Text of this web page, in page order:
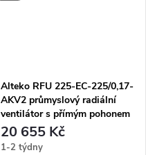
Alteko RFU 225-EC-225/0,17-
AKV2 průmyslový radiální
ventilátor s přímým pohonem
EC
20 655 Kč
1-2 týdny